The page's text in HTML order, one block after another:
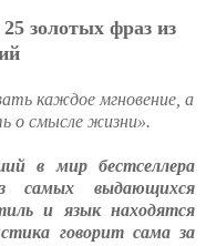
золотых фраз из
каждое мгновение, а
о смысле жизни».
в мир бестселлера
самых выдающихся
и язык находятся
говорит сама за